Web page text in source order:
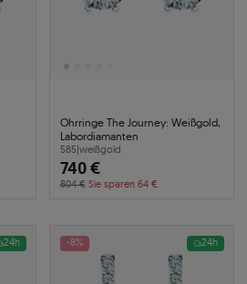
Ohrringe The Journey: Weißgold,
Labordiamanten
585|weißgold
740 €
804 € Sie sparen 64 €
24h -8% 24h